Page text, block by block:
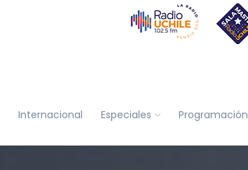
Internacional Especiales Programación